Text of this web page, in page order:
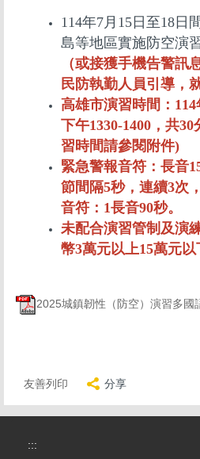
114年7月15日至18日
島等地區實施防空演
（或接獲手機告警訊
民防執勤人員引導，
高雄市演習時間：
下午1330-1400，共
習時間請參閱附件)
緊急警報音符：長音
節間隔5秒，連續3次
音符：1長音90秒。
未配合演習管制及演
幣3萬元以上15萬元以
2025城鎮韌性（防空）演習多國
友善列印 分享
:::